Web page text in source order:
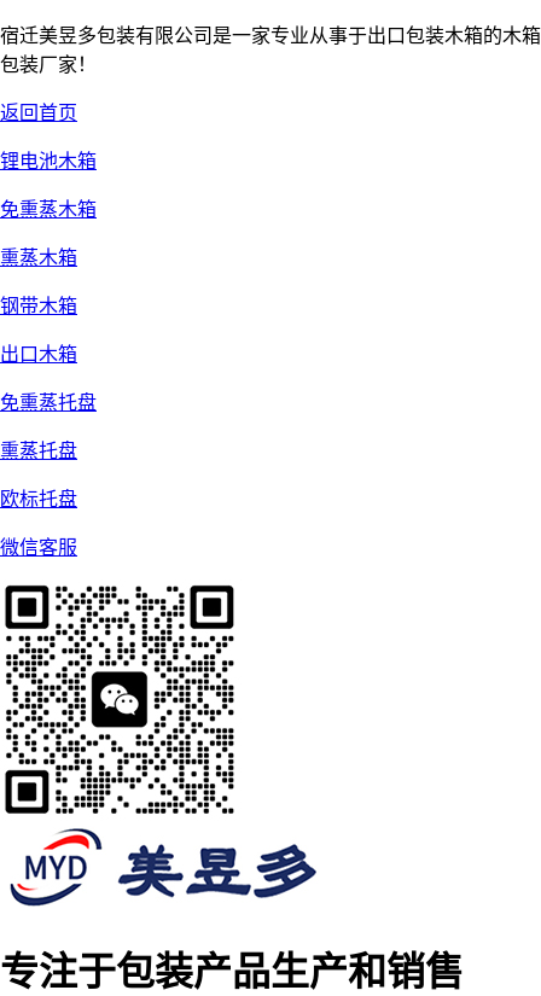
宿迁美昱多包装有限公司是一家专业从事于出口包装木箱的木箱
包装厂家！
返回首页
锂电池木箱
免熏蒸木箱
熏蒸木箱
钢带木箱
出口木箱
免熏蒸托盘
熏蒸托盘
欧标托盘
微信客服
专注于包装产品生产和销售